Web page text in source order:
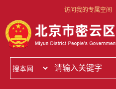
访问我的专属空间